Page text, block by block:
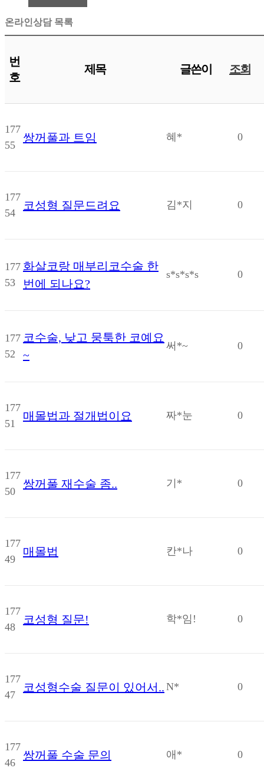
온라인상담 목록
번
호
제목 글쓴이 조회
177
55
쌍꺼풀과 트임 혜* 0
177
54
코성형 질문드려요 김*지 0
177
53
화살코랑 매부리코수술 한
번에 되나요?
s*s*s*s 0
177
52
코수술, 낮고 뭉툭한 코예요
~
써*~ 0
177
51
매몰법과 절개법이요 짜*눈 0
177
50
쌍꺼풀 재수술 좀.. 기* 0
177
49
매몰법 칸*나 0
177
48
코성형 질문! 학*임! 0
177
47
코성형수술 질문이 있어서.. N* 0
177
46
쌍꺼풀 수술 문의 애* 0